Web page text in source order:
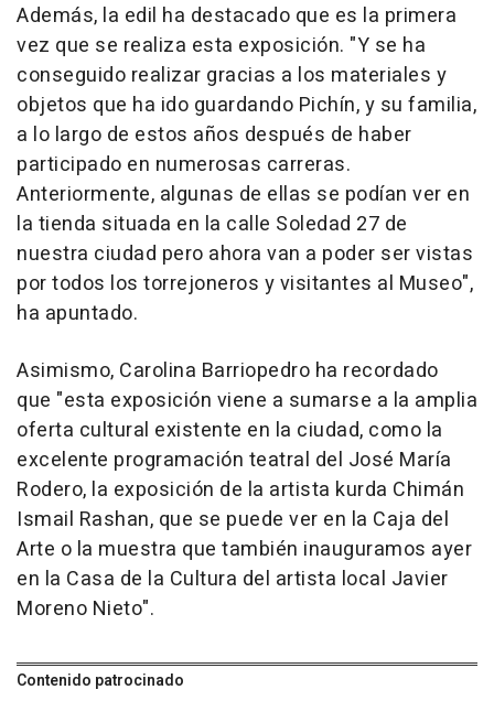
Además, la edil ha destacado que es la primera
vez que se realiza esta exposición. "Y se ha
conseguido realizar gracias a los materiales y
objetos que ha ido guardando Pichín, y su familia,
a lo largo de estos años después de haber
participado en numerosas carreras.
Anteriormente, algunas de ellas se podían ver en
la tienda situada en la calle Soledad 27 de
nuestra ciudad pero ahora van a poder ser vistas
por todos los torrejoneros y visitantes al Museo",
ha apuntado.
Asimismo, Carolina Barriopedro ha recordado
que "esta exposición viene a sumarse a la amplia
oferta cultural existente en la ciudad, como la
excelente programación teatral del José María
Rodero, la exposición de la artista kurda Chimán
Ismail Rashan, que se puede ver en la Caja del
Arte o la muestra que también inauguramos ayer
en la Casa de la Cultura del artista local Javier
Moreno Nieto".
Contenido patrocinado